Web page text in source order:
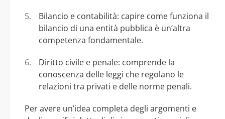
Bilancio e contabilità: capire come funziona il
bilancio di una entità pubblica è un’altra
competenza fondamentale.
Diritto civile e penale: comprende la
conoscenza delle leggi che regolano le
relazioni tra privati e delle norme penali.
Per avere un’idea completa degli argomenti e